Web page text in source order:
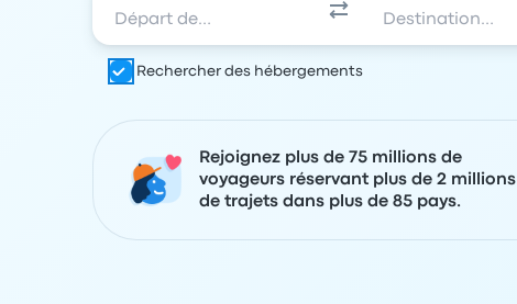
Rechercher des hébergements
Rejoignez plus de 75 millions de
voyageurs réservant plus de 2 millions
de trajets dans plus de 85 pays.